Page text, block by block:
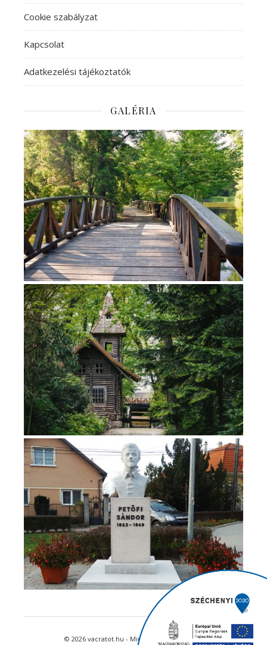
Cookie szabályzat
Kapcsolat
Adatkezelési tájékoztatók
GALÉRIA
© 2026 vacratot.hu - Minden jog fenntartva.